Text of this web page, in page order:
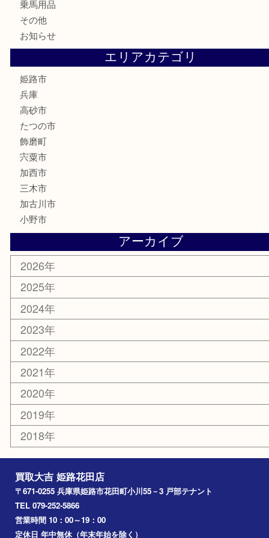
古美術品
記念硬貨
家電
電動工具
大工用品
文房具
釣り具
楽器
香水
化粧品
MLM製品
サプリメント
美容
サングラス
スポーツ用品
カー用品
ホビー
乗馬用品
その他
お知らせ
エリアカテゴリ
姫路市
兵庫
高砂市
たつの市
飾磨町
宍粟市
加西市
三木市